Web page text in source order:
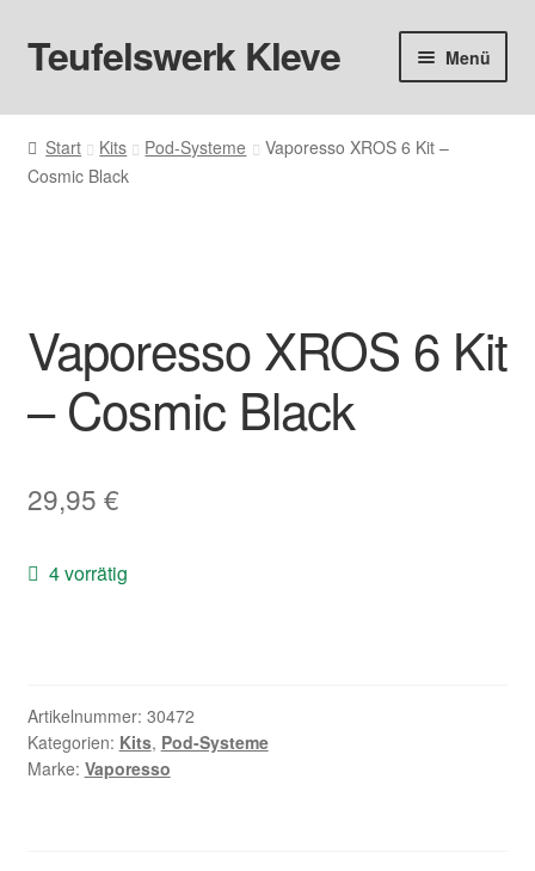
Zur
Navigation
Zum
Inhalt
Teufelswerk Kleve Menü
Startseite
Hardware
Big Puff
Aromen
Basen & Nikotin
Nikotintabelle
Start Kits Pod-Systeme
Vaporesso XROS 6 Kit –
Cosmic Black
Vaporesso XROS 6 Kit
– Cosmic Black
29,95 €
4 vorrätig
Artikelnummer: 30472
Kategorien: Kits, Pod-Systeme
Marke: Vaporesso